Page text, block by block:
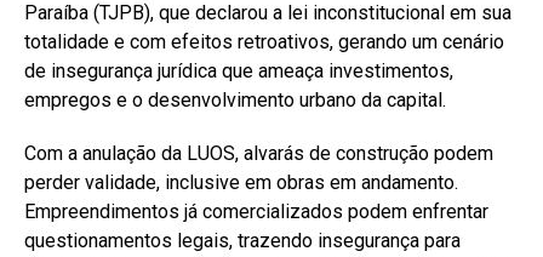
Paraíba (TJPB), que declarou a lei inconstitucional em sua
totalidade e com efeitos retroativos, gerando um cenário
de insegurança jurídica que ameaça investimentos,
empregos e o desenvolvimento urbano da capital.
Com a anulação da LUOS, alvarás de construção podem
perder validade, inclusive em obras em andamento.
Empreendimentos já comercializados podem enfrentar
questionamentos legais, trazendo insegurança para